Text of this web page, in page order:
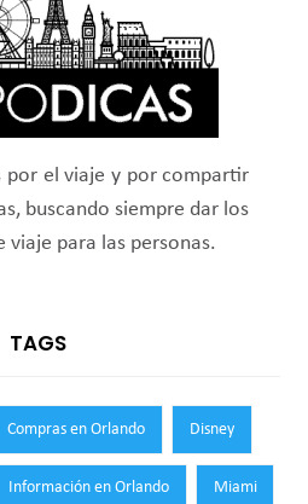
por el viaje y por compartir
buscando siempre dar los
viaje para las personas.
TAGS
Compras en Orlando Disney
Información en Orlando Miami